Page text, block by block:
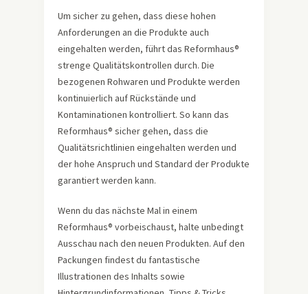
Um sicher zu gehen, dass diese hohen
Anforderungen an die Produkte auch
eingehalten werden, führt das Reformhaus®
strenge Qualitätskontrollen durch. Die
bezogenen Rohwaren und Produkte werden
kontinuierlich auf Rückstände und
Kontaminationen kontrolliert. So kann das
Reformhaus® sicher gehen, dass die
Qualitätsrichtlinien eingehalten werden und
der hohe Anspruch und Standard der Produkte
garantiert werden kann.
Wenn du das nächste Mal in einem
Reformhaus® vorbeischaust, halte unbedingt
Ausschau nach den neuen Produkten. Auf den
Packungen findest du fantastische
Illustrationen des Inhalts sowie